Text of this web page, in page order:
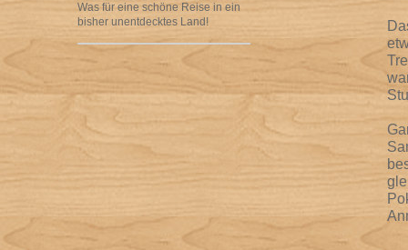
Was für eine schöne Reise in ein
bisher unentdecktes Land!